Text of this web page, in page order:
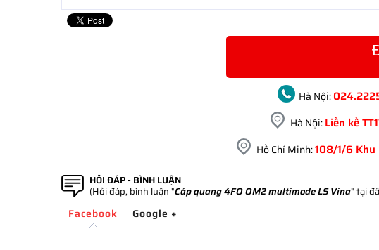
Hà Nội:
Hà Nội:Liền kề
Hồ Chí Minh:108/1/6 Khu
HỎI ĐÁP - BÌNH LUẬN
(Hỏi đáp, bình luận "Cáp quang 4FO OM2 multimode LS Vina" tại
Facebook Google +